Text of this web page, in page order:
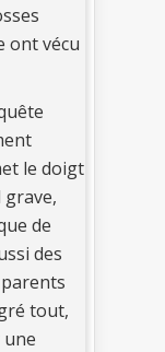
ont vécu
le doigt
de
des
tout,